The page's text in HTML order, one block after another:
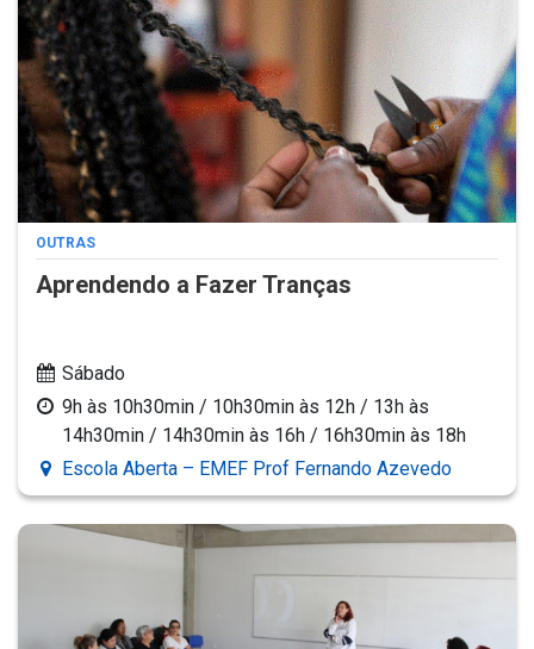
OUTRAS
Aprendendo a Fazer Tranças
Sábado
9h às 10h30min / 10h30min às 12h / 13h às
14h30min / 14h30min às 16h / 16h30min às 18h
Escola Aberta – EMEF Prof Fernando Azevedo